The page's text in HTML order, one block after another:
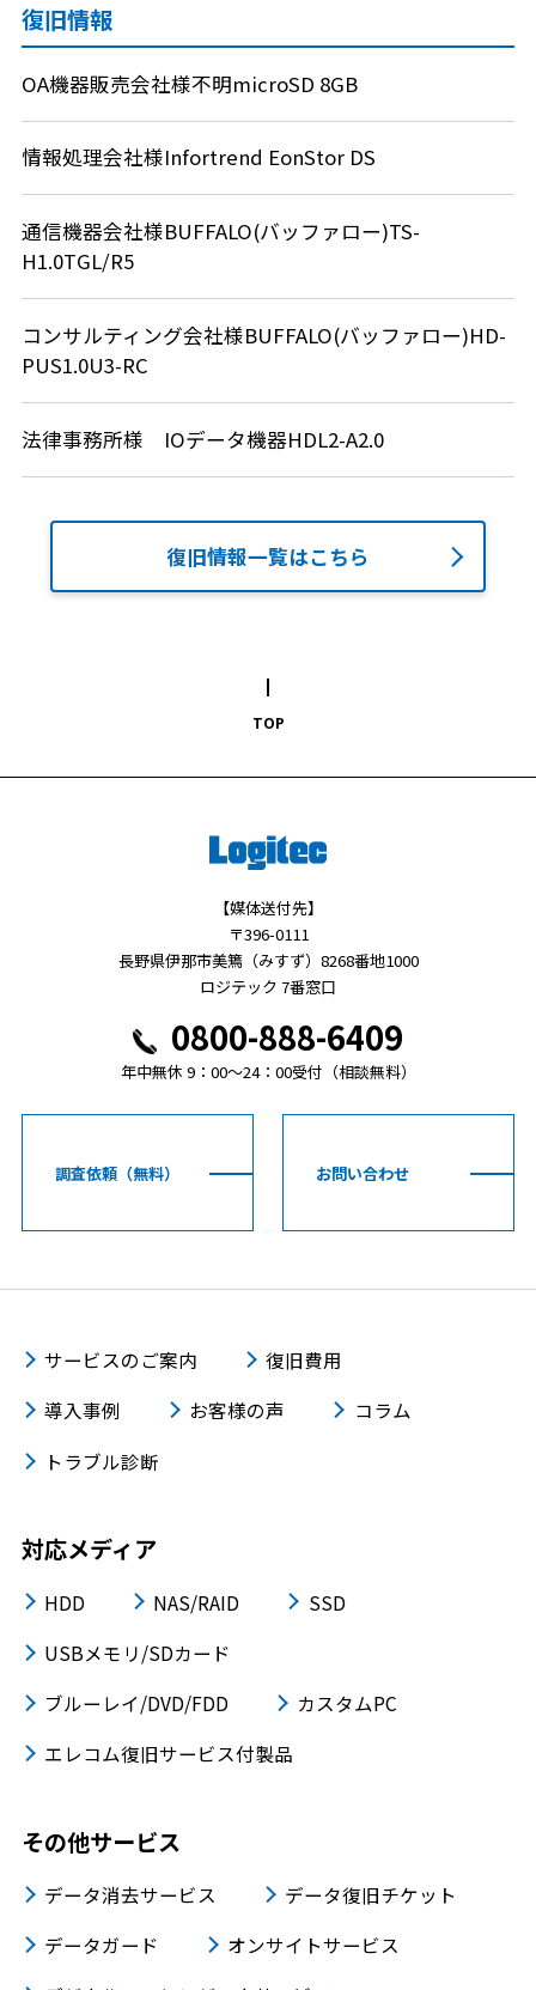
復旧情報
OA機器販売会社様不明microSD 8GB
情報処理会社様Infortrend EonStor DS
通信機器会社様BUFFALO(バッファロー)TS-
H1.0TGL/R5
コンサルティング会社様BUFFALO(バッファロー)HD-
PUS1.0U3-RC
法律事務所様 IOデータ機器HDL2-A2.0
復旧情報一覧はこちら
TOP
【媒体送付先】
〒396-0111
長野県伊那市美篶（みすず）8268番地1000
ロジテック 7番窓口
0800-888-6409
年中無休 9：00～24：00受付（相談無料）
調査依頼（無料） お問い合わせ
サービスのご案内
復旧費用
導入事例
お客様の声
コラム
トラブル診断
対応メディア
HDD NAS/RAID
SSD
USBメモリ/SDカード
ブルーレイ/DVD/FDD
カスタムPC
エレコム復旧サービス付製品
その他サービス
データ消去サービス
データ復旧チケット
データガード
オンサイトサービス